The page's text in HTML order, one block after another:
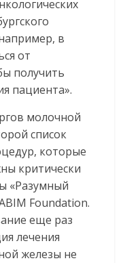
в
от
получить
пациента».
молочной
список
которые
критически
«Разумный
Foundation.
еще раз
лечения
железы не